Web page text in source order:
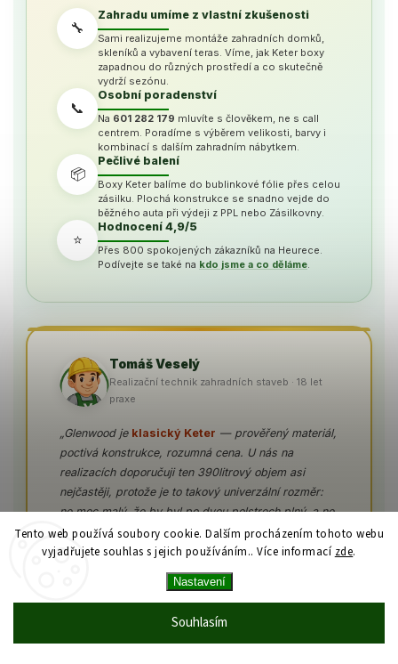
Tento web používá soubory cookie. Dalším procházením tohoto webu
vyjadřujete souhlas s jejich používáním.. Více informací zde.
Nastavení
Souhlasím
🔧
Zahradu umíme z vlastní zkušenosti
Sami realizujeme montáže zahradních domků,
skleníků a vybavení teras. Víme, jak Keter boxy
zapadnou do různých prostředí a co skutečně
vydrží sezónu.
📞
Osobní poradenství
Na 601 282 179 mluvíte s člověkem, ne s call
centrem. Poradíme s výběrem velikosti, barvy i
kombinací s dalším zahradním nábytkem.
📦
Pečlivé balení
Boxy Keter balíme do bublinkové fólie přes celou
zásilku. Plochá konstrukce se snadno vejde do
běžného auta při výdeji z PPL nebo Zásilkovny.
⭐
Hodnocení 4,9/5
Přes 800 spokojených zákazníků na Heurece.
Podívejte se také na kdo jsme a co děláme.
Tomáš Veselý
Realizační technik zahradních staveb · 18 let
praxe
„Glenwood je klasický Keter — prověřený materiál,
poctivá konstrukce, rozumná cena. U nás na
realizacích doporučuji ten 390litrový objem asi
nejčastěji, protože je to takový univerzální rozměr:
ne moc malý, že by byl po dvou polstrech plný, a ne
tak velký, aby kazil proporce běžné terasy. Hnědá
wood imitace se mi osobně líbí víc než rattan —
zblízka opravdu vypadá jako dřevo a zapadne i k
zahradám, kde je původní dřevěný zahradní